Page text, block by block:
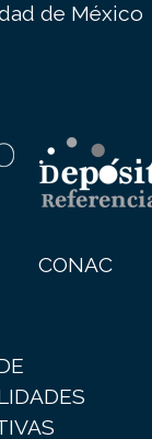
de México
CONAC